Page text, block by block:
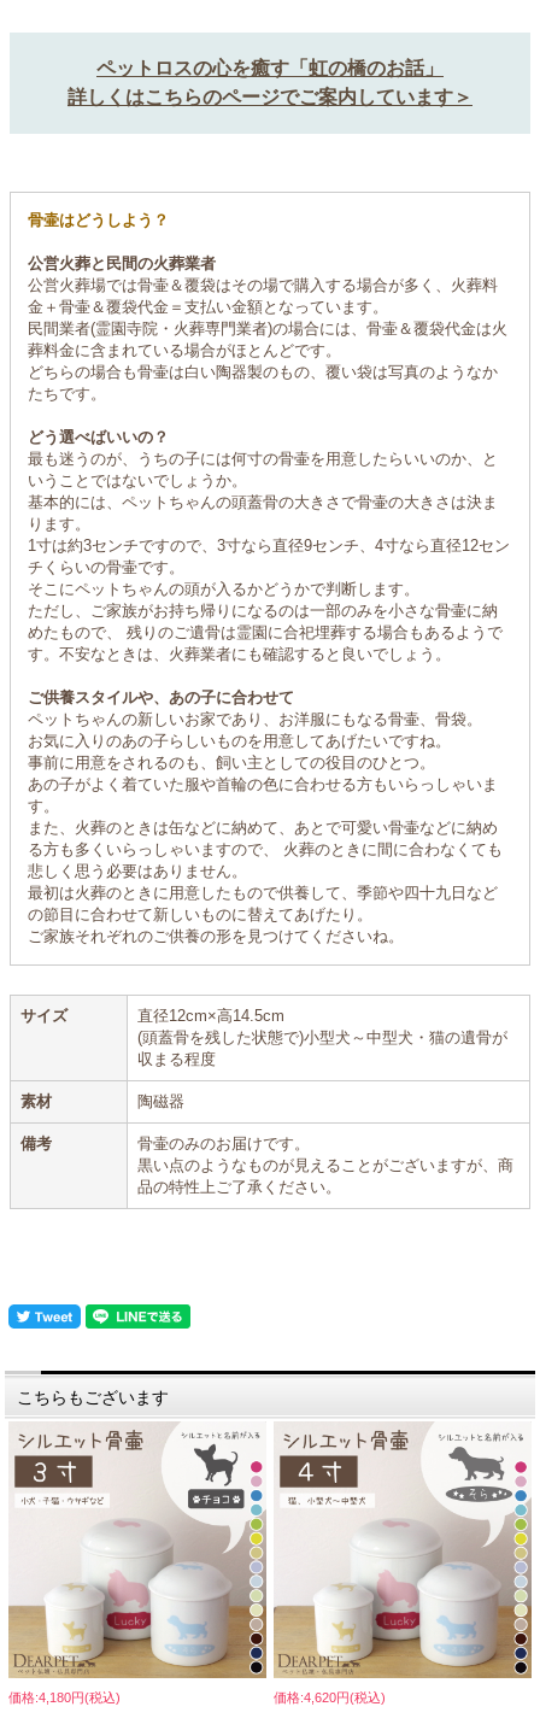
ペットロスの心を癒す「虹の橋のお話」
詳しくはこちらのページでご案内しています＞
骨壷はどうしよう？
公営火葬と民間の火葬業者
公営火葬場では骨壷＆覆袋はその場で購入する場合が多く、火葬料
金＋骨壷＆覆袋代金＝支払い金額となっています。
民間業者(霊園寺院・火葬専門業者)の場合には、骨壷＆覆袋代金は火
葬料金に含まれている場合がほとんどです。
どちらの場合も骨壷は白い陶器製のもの、覆い袋は写真のようなか
たちです。
どう選べばいいの？
最も迷うのが、うちの子には何寸の骨壷を用意したらいいのか、と
いうことではないでしょうか。
基本的には、ペットちゃんの頭蓋骨の大きさで骨壷の大きさは決ま
ります。
1寸は約3センチですので、3寸なら直径9センチ、4寸なら直径12セン
チくらいの骨壷です。
そこにペットちゃんの頭が入るかどうかで判断します。
ただし、ご家族がお持ち帰りになるのは一部のみを小さな骨壷に納
めたもので、 残りのご遺骨は霊園に合祀埋葬する場合もあるようで
す。不安なときは、火葬業者にも確認すると良いでしょう。
ご供養スタイルや、あの子に合わせて
ペットちゃんの新しいお家であり、お洋服にもなる骨壷、骨袋。
お気に入りのあの子らしいものを用意してあげたいですね。
事前に用意をされるのも、飼い主としての役目のひとつ。
あの子がよく着ていた服や首輪の色に合わせる方もいらっしゃいま
す。
また、火葬のときは缶などに納めて、あとで可愛い骨壷などに納め
る方も多くいらっしゃいますので、 火葬のときに間に合わなくても
悲しく思う必要はありません。
最初は火葬のときに用意したもので供養して、季節や四十九日など
の節目に合わせて新しいものに替えてあげたり。
ご家族それぞれのご供養の形を見つけてくださいね。
サイズ
直径12cm×高14.5cm
(頭蓋骨を残した状態で)小型犬～中型犬・猫の遺骨が
収まる程度
素材 陶磁器
備考
骨壷のみのお届けです。
黒い点のようなものが見えることがございますが、商
品の特性上ご了承ください。
こちらもございます
価格:4,180円(税込) 価格:4,620円(税込)